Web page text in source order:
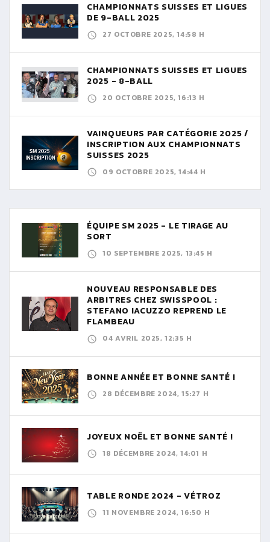
CHAMPIONNATS SUISSES ET LIGUES
DE 9-BALL 2025
27 OCTOBRE 2025, 14:58 H
CHAMPIONNATS SUISSES ET LIGUES
2025 - 8-BALL
20 OCTOBRE 2025, 16:13 H
VAINQUEURS PAR CATÉGORIE 2025 /
INSCRIPTION AUX CHAMPIONNATS
SUISSES 2025
09 OCTOBRE 2025, 14:44 H
ÉQUIPE SM 2025 - LE TIRAGE AU
SORT
10 SEPTEMBRE 2025, 13:45 H
NOUVEAU RESPONSABLE DES
ARBITRES CHEZ SWISSPOOL :
STEFANO IACUZZO REPREND LE
FLAMBEAU
04 AVRIL 2025, 12:35 H
BONNE ANNÉE ET BONNE SANTÉ !
28 DÉCEMBRE 2024, 15:27 H
JOYEUX NOËL ET BONNE SANTÉ !
18 DÉCEMBRE 2024, 14:01 H
TABLE RONDE 2024 - VÉTROZ
11 NOVEMBRE 2024, 16:50 H